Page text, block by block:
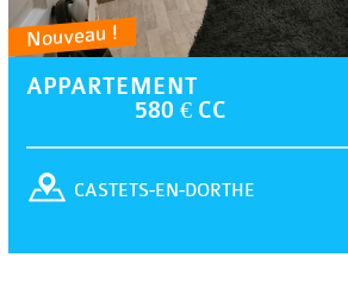
Nouveau !
APPARTEMENT
580 € CC
CASTETS-EN-DORTHE